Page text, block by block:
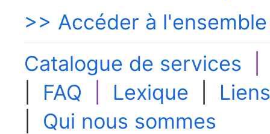
>> Accéder à l'ensemble
Catalogue de services
FAQ Lexique
Qui nous sommes